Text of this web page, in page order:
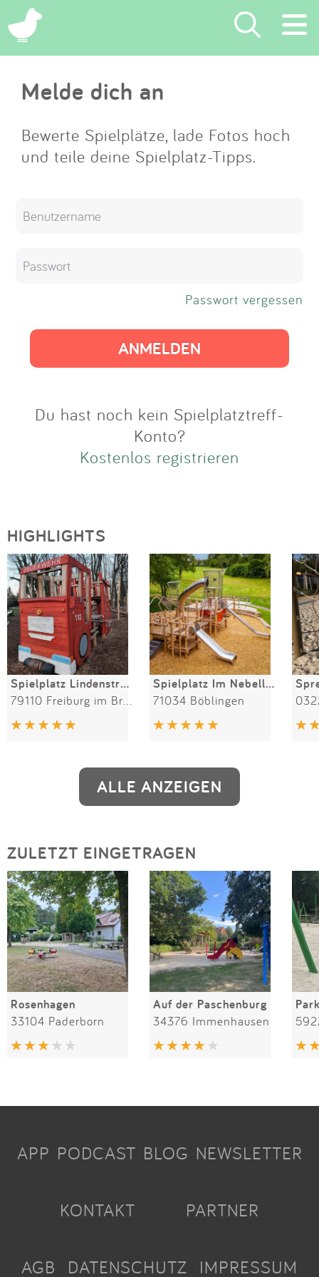
×
Suchen
Eintragen
App
Melde dich an
Bewerte Spielplätze, lade Fotos hoch
und teile deine Spielplatz-Tipps.
Passwort vergessen
Du hast noch kein Spielplatztreff-
Konto?
Kostenlos registrieren
HIGHLIGHTS
Spielplatz Lindenstraße Spielplatz Im Nebelloch
71034 Böblingen
ALLE ANZEIGEN
ZULETZT EINGETRAGEN
Rosenhagen
33104 Paderborn
Auf der Paschenburg
34376 Immenhausen
APP PODCAST BLOG NEWSLETTER
KONTAKT PARTNER
AGB DATENSCHUTZ IMPRESSUM